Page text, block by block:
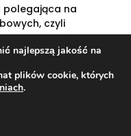
polegająca na
czyli
osób. Firmy
je zarówno w
w zależności
odkup za
związanych
za skup
jego stanu
najlepszą jakość na
plików cookie, których
.